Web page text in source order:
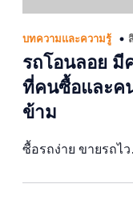
บทความและความรู้
รถโอนลอย มี
ที่คนซื้อและค
ข้าม
ซื้อรถง่าย ขายรถไ